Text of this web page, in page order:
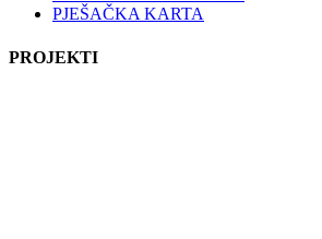
PJEŠAČKA KARTA
PROJEKTI